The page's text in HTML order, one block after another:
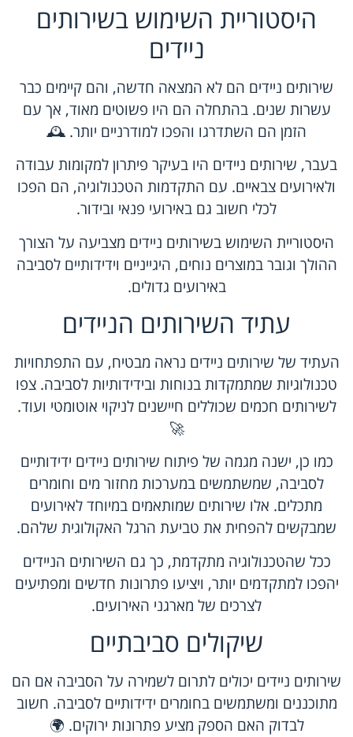
היסטוריית השימוש בשירותים
ניידים
שירותים ניידים הם לא המצאה חדשה, והם קיימים כבר
עשרות שנים. בהתחלה הם היו פשוטים מאוד, אך עם
הזמן הם השתדרגו והפכו למודרניים יותר. 🕰️
בעבר, שירותים ניידים היו בעיקר פיתרון למקומות עבודה
ולאירועים צבאיים. עם התקדמות הטכנולוגיה, הם הפכו
לכלי חשוב גם באירועי פנאי ובידור.
היסטוריית השימוש בשירותים ניידים מצביעה על הצורך
ההולך וגובר במוצרים נוחים, היגייניים וידידותיים לסביבה
באירועים גדולים.
עתיד השירותים הניידים
העתיד של שירותים ניידים נראה מבטיח, עם התפתחויות
טכנולוגיות שמתמקדות בנוחות ובידידותיות לסביבה. צפו
לשירותים חכמים שכוללים חיישנים לניקוי אוטומטי ועוד.
🚀
כמו כן, ישנה מגמה של פיתוח שירותים ניידים ידידותיים
לסביבה, שמשתמשים במערכות מחזור מים וחומרים
מתכלים. אלו שירותים שמותאמים במיוחד לאירועים
שמבקשים להפחית את טביעת הרגל האקולוגית שלהם.
ככל שהטכנולוגיה מתקדמת, כך גם השירותים הניידים
יהפכו למתקדמים יותר, ויציעו פתרונות חדשים ומפתיעים
לצרכים של מארגני האירועים.
שיקולים סביבתיים
שירותים ניידים יכולים לתרום לשמירה על הסביבה אם הם
מתוכננים ומשתמשים בחומרים ידידותיים לסביבה. חשוב
לבדוק האם הספק מציע פתרונות ירוקים. 🌍